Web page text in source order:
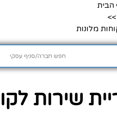
הבית
>>
מלונות
שירות